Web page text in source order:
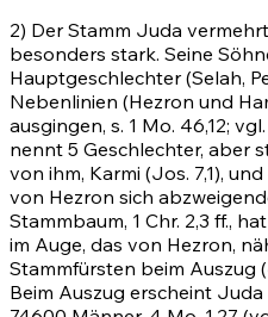
2) Der Stamm Juda
besonders stark. Seine
Hauptgeschlechter (Selah,
Nebenlinien (Hezron und
ausgingen, s. 1 Mo. 46,12; vgl.
nennt 5 Geschlechter, aber
von ihm, Karmi (Jos. 7,1),
von Hezron sich
Stammbaum, 1 Chr. 2,3 ff.,
im Auge, das von Hezron,
Stammfürsten beim Auszug
Beim Auszug erscheint